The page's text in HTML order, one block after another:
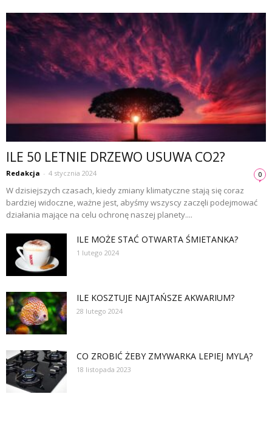
ILE 50 LETNIE DRZEWO USUWA CO2?
Redakcja - 4 stycznia 2024 0
W dzisiejszych czasach, kiedy zmiany klimatyczne stają się coraz
bardziej widoczne, ważne jest, abyśmy wszyscy zaczęli podejmować
działania mające na celu ochronę naszej planety....
ILE MOŻE STAĆ OTWARTA ŚMIETANKA?
1 lutego 2024
ILE KOSZTUJE NAJTAŃSZE AKWARIUM?
28 lutego 2024
CO ZROBIĆ ŻEBY ZMYWARKA LEPIEJ MYLĄ?
18 listopada 2023